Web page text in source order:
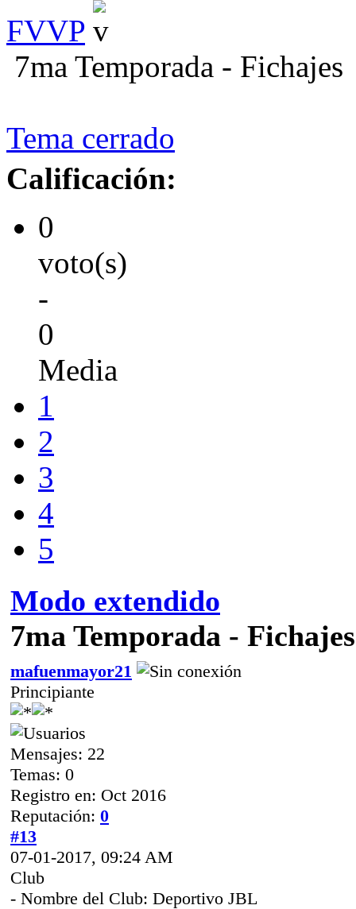
FVVP
7ma Temporada - Fichajes
Tema cerrado
Calificación:
0
voto(s)
-
0
Media
1
2
3
4
5
Modo extendido
7ma Temporada - Fichajes
mafuenmayor21
Principiante
Mensajes: 22
Temas: 0
Registro en: Oct 2016
Reputación: 0
#13
07-01-2017, 09:24 AM
Club
- Nombre del Club: Deportivo JBL